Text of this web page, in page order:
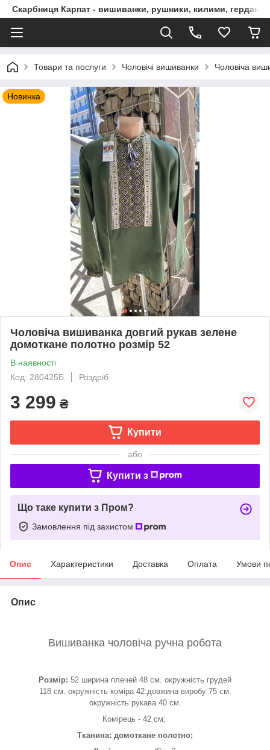
Скарбниця Карпат - вишиванки, рушники, килими, гердани,
Товари та послуги Чоловічі вишиванки Чоловіча
Новинка
Чоловіча вишиванка довгий рукав зелене
домоткане полотно розмір 52
В наявності
Код: 280425Б
Роздріб
3 299 ₴
Купити
або
Купити з
Що таке купити з Пром?
Замовлення під захистом
Опис Характеристики Доставка Оплата Умови
Опис
Вишиванка чоловіча ручна робота
Розмір: 52 ширина плечей 48 см. окружність грудей
118 см. окружність коміра 42:довжина виробу 75 см.
окружність рукава 40 см.
Комірець - 42 см;
Тканина: домоткане полотно;